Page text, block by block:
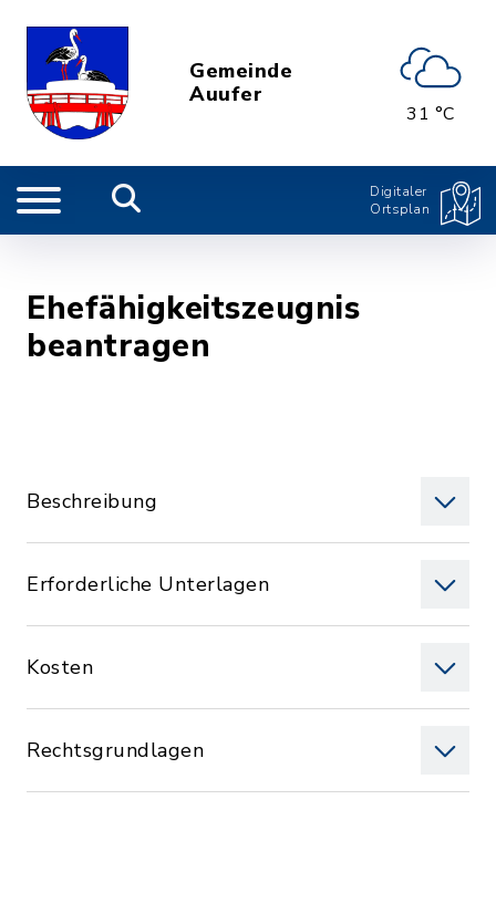
Gemeinde
Auufer
31 °C
Digitaler
Ortsplan
Ehefähigkeitszeugnis
beantragen
Beschreibung
Erforderliche Unterlagen
Kosten
Rechtsgrundlagen